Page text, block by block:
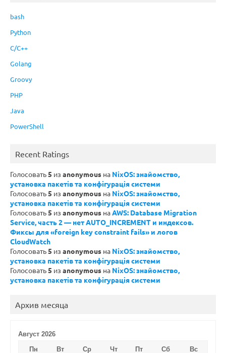
bash
Python
C/C++
Golang
Groovy
PHP
Java
PowerShell
Recent Ratings
Голосовать5 из anonymous на NixOS: знайомство,
установка пакетів та конфігурація системи
Голосовать5 из anonymous на NixOS: знайомство,
установка пакетів та конфігурація системи
Голосовать5 из anonymous наAWS: Database Migration
Service, часть 2 — нет AUTO_INCREMENT и индексов.
Фиксы для «foreign key constraint fails» и логов
CloudWatch
Голосовать5 из anonymous на NixOS: знайомство,
установка пакетів та конфігурація системи
Голосовать5 из anonymous на NixOS: знайомство,
установка пакетів та конфігурація системи
Архив месяца
Август 2026
Пн
Вт Ср Чт Пт Сб Вс